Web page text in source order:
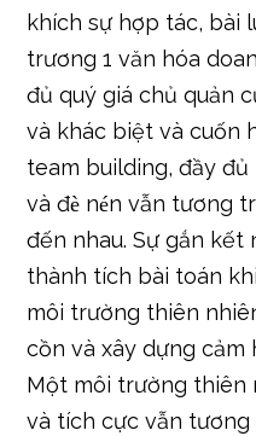
và khác biệt và cuốn
team building, đầy
và đè nén vẫn tương
đến nhau. Sự gắn
thành tích bài toán
môi trường thiên
cồn và xây dựng
Một môi trường thiên
và tích cực vẫn
trọng và phản hồi
hết người trong gia